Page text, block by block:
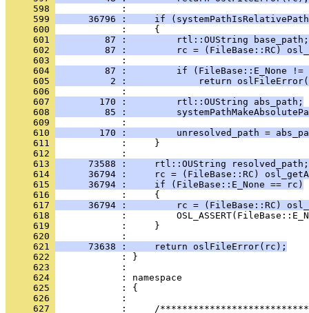
     598
     599
36796 :     if
     600
     601
         87 :         rtl::OUString base_path;
     602
87 :         rc = (FileBase::RC)
     603
     604
87 :         if (FileBase::E_None !=
     605
2 :             return
     606
     607
        170 :         rtl::OUString abs_path;
     608
85 :
     609
     610
170 :         unresolved_path =
     611
     612
     613
      73588 :     rtl::OUString resolved_path;
     614
36794 :     rc = (FileBase::RC)
     615
      36794 :     if (FileBase::E_None == rc)
     616
     617
36794 :         rc = (FileBase::RC)
     618
     619
     620
     621
      73638 :     return oslFileError(rc);
     622
     623
     624
     625
     626
     627